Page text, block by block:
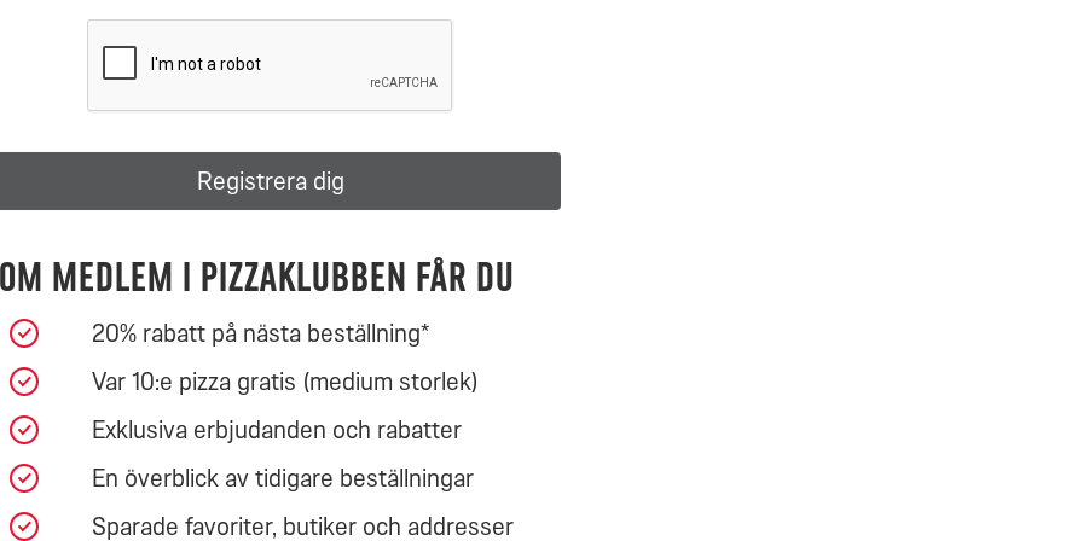
Registrera dig
medlem i pizzaklubben får du
20% rabatt på nästa beställning*
Var 10:e pizza gratis (medium storlek)
Exklusiva erbjudanden och rabatter
En överblick av tidigare beställningar
Sparade favoriter, butiker och addresser